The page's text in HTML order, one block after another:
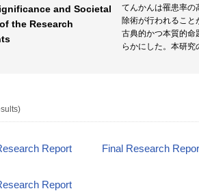
and Societal
the Research
てんかんは罹患率の
除術が行われるこ
古典的かつ本質的命
らかにした。本研
Report Final Research
Report